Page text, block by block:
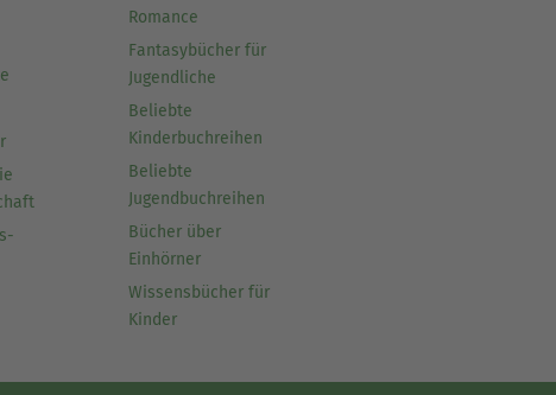
Romance
Fantasybücher für
Jugendliche
Beliebte
Kinderbuchreihen
Beliebte
Jugendbuchreihen
Bücher über
Einhörner
Wissensbücher für
Kinder